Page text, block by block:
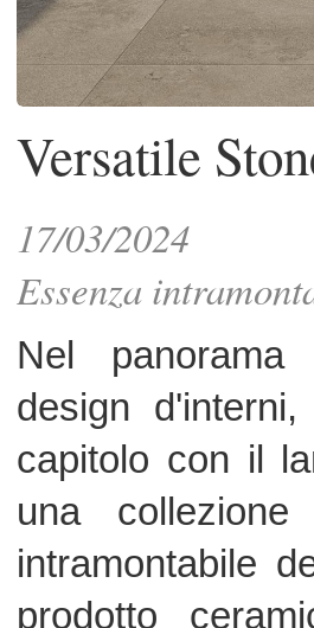
Nel panorama
design d'interni,
capitolo con il
una collezione
prodotto
Portland, simbolo di
trasformandola
porcellanato che
un'incredibile fedeltà.
"Versatile Stone"
quella di offrire
che esterno, grazie
esaltano la bellezza